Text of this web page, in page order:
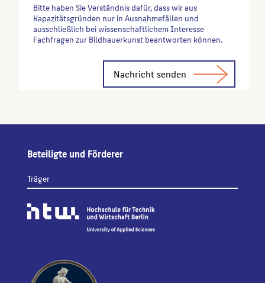
Bitte haben Sie Verständnis dafür, dass wir aus
Kapazitätsgründen nur in Ausnahmefällen und
ausschließlich bei wissenschaftlichem Interesse
Fachfragen zur Bildhauerkunst beantworten können.
Beteiligte und Förderer
Träger